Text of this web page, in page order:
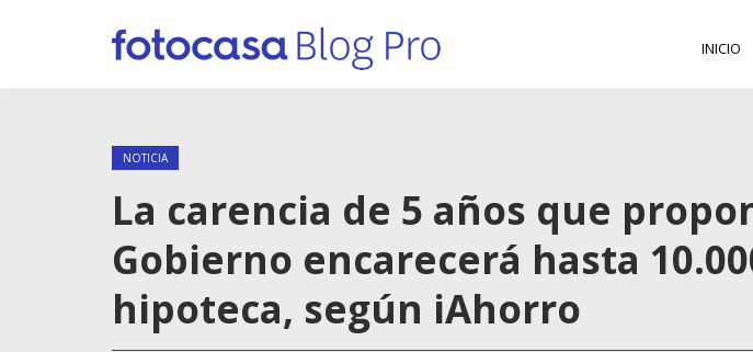
INICIO
NOTICIA
La carencia de 5 años que
Gobierno encarecerá hasta
hipoteca, según iAhorro